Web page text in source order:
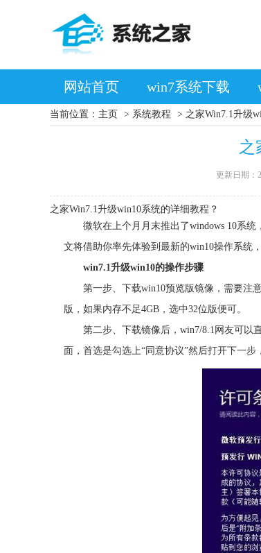
网站首页 win7系统下载
当前位置： 主页 > 系统教程 > 之家Win7.1升级
之
更新日期：
之家Win7.1升级win10系统的详细教程？
微软在上个月月末推出了windows 10系统
文将借助你率先体验到最新的win10操作系统
win7.1升级win10的操作步骤
第一步、下载win10预览版镜像，需要注意
版，如果内存不足4GB，选中32位版便可。
第二步、下载镜像后，win7/8.1网友可以直
面，首选是勾选上“同意协议”然后打开下一